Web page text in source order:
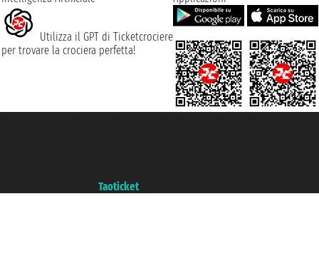
Utilizza il GPT di Ticketcrociere
per trovare la crociera perfetta!
Taoticket